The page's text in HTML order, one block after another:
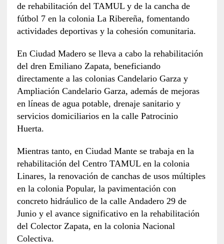
de rehabilitación del TAMUL y de la cancha de
fútbol 7 en la colonia La Ribereña, fomentando
actividades deportivas y la cohesión comunitaria.
En Ciudad Madero se lleva a cabo la rehabilitación
del dren Emiliano Zapata, beneficiando
directamente a las colonias Candelario Garza y
Ampliación Candelario Garza, además de mejoras
en líneas de agua potable, drenaje sanitario y
servicios domiciliarios en la calle Patrocinio
Huerta.
Mientras tanto, en Ciudad Mante se trabaja en la
rehabilitación del Centro TAMUL en la colonia
Linares, la renovación de canchas de usos múltiples
en la colonia Popular, la pavimentación con
concreto hidráulico de la calle Andadero 29 de
Junio y el avance significativo en la rehabilitación
del Colector Zapata, en la colonia Nacional
Colectiva.